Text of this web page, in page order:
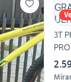
3T